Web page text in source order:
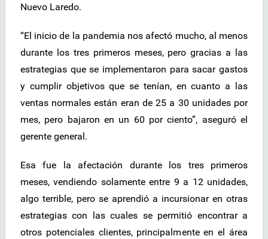
Nuevo Laredo.
“El inicio de la pandemia nos afectó mucho, al menos
durante los tres primeros meses, pero gracias a las
estrategias que se implementaron para sacar gastos
y cumplir objetivos que se tenían, en cuanto a las
ventas normales están eran de 25 a 30 unidades por
mes, pero bajaron en un 60 por ciento”, aseguró el
gerente general.
Esa fue la afectación durante los tres primeros
meses, vendiendo solamente entre 9 a 12 unidades,
algo terrible, pero se aprendió a incursionar en otras
estrategias con las cuales se permitió encontrar a
otros potenciales clientes, principalmente en el área